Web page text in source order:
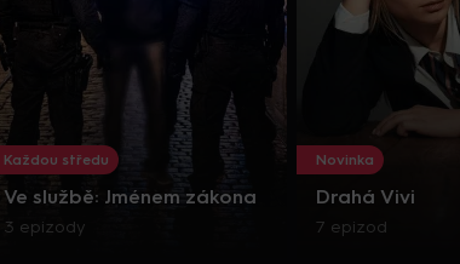
Každou středu
Ve službě: Jménem zákona
3 epizody
Novinka
Drahá Vivi
7 epizod